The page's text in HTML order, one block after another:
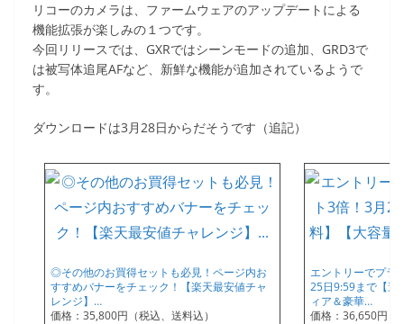
リコーのカメラは、ファームウェアのアップデートによる
機能拡張が楽しみの１つです。
今回リリースでは、GXRではシーンモードの追加、GRD3で
は被写体追尾AFなど、新鮮な機能が追加されているようで
す。
ダウンロードは3月28日からだそうです（追記）
◎その他のお買得セットも必見！ページ内お
すすめバナーをチェック！【楽天最安値チャ
レンジ】…
価格：35,800円（税込、送料込）
エントリーでプラ
25日9:59まで【送
ィア＆豪華…
価格：36,650円（